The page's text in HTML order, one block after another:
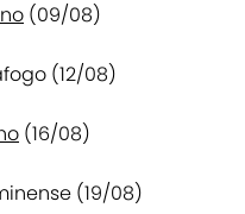
(09/08)
(12/08)
(16/08)
(19/08)